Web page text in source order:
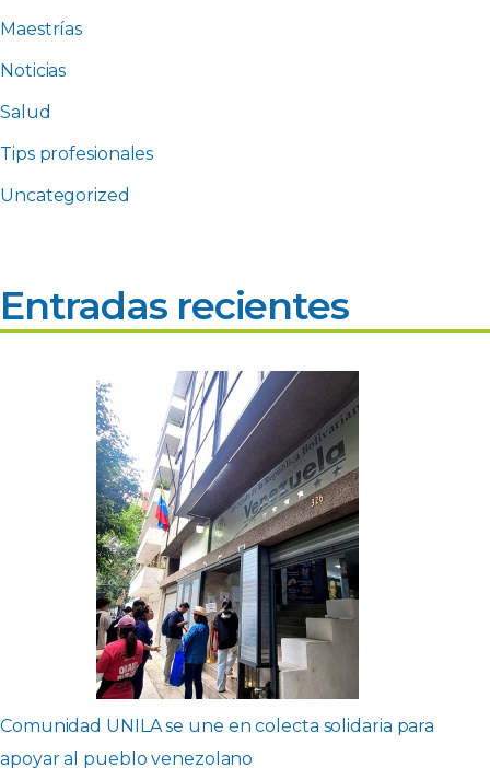
Maestrías
Noticias
Salud
Tips profesionales
Uncategorized
Entradas recientes
Comunidad UNILA se une en colecta solidaria para
apoyar al pueblo venezolano